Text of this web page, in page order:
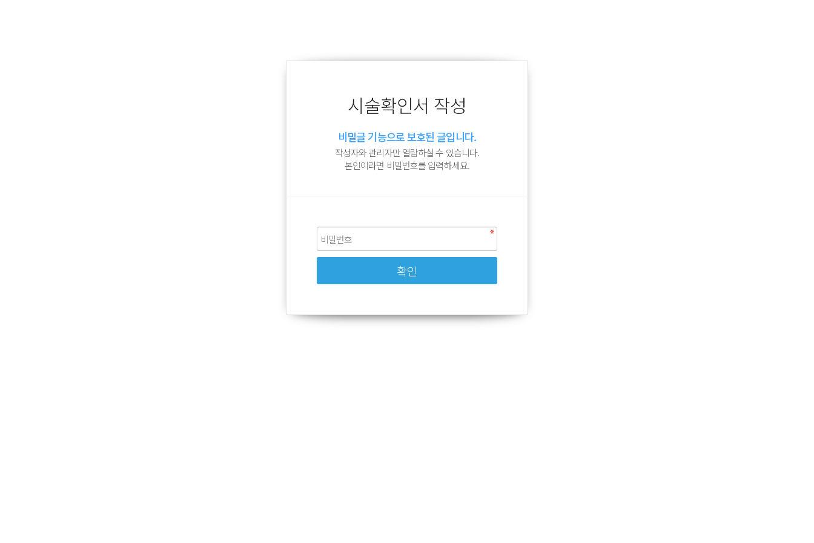
시술확인서 작성
비밀글 기능으로 보호된 글입니다.
작성자와 관리자만 열람하실 수 있습니다.
본인이라면 비밀번호를 입력하세요.